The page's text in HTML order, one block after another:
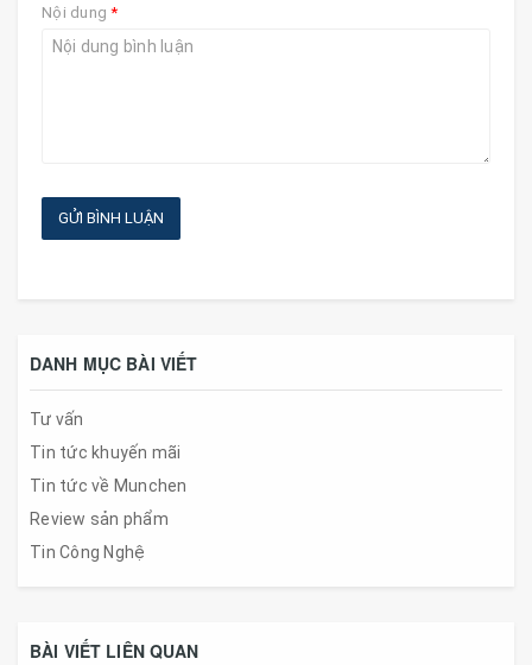
Nội dung*
GỬI BÌNH LUẬN
DANH MỤC BÀI VIẾT
Tư vấn
Tin tức khuyến mãi
Tin tức về Munchen
Review sản phẩm
Tin Công Nghệ
BÀI VIẾT LIÊN QUAN